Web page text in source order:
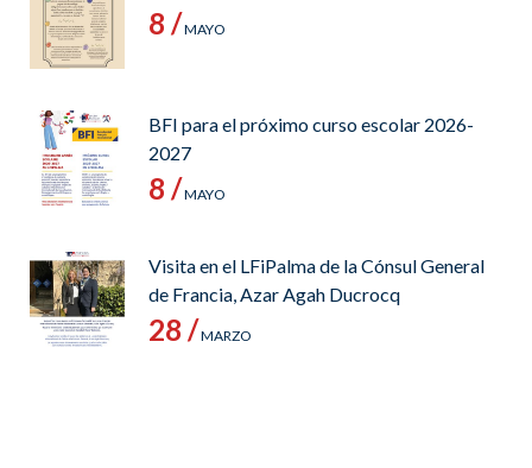
8 /MAYO
BFI para el próximo curso escolar 2026-
2027
8 /MAYO
Visita en el LFiPalma de la Cónsul General
de Francia, Azar Agah Ducrocq
28 /MARZO